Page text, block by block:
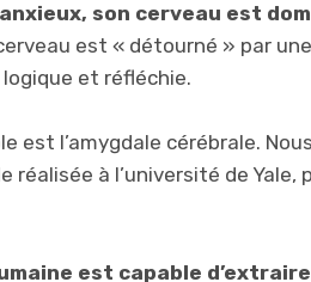
son cerveau est
est « détourné » par une
et réfléchie.
est l’amygdale cérébrale.
à l’université de Yale,
est capable